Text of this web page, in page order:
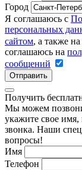
Город
Я соглашаюсь с
персональных
сайтом, а также
соглашаюсь на
сообщений
Отправить
Получить
Мы можем
укажите свое имя,
звонка. Наши
вопросы!
Имя
Телефон